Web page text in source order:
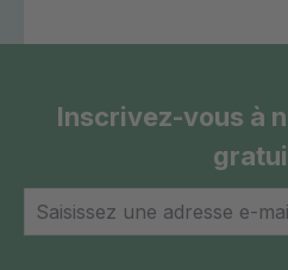
Inscrivez-vous à